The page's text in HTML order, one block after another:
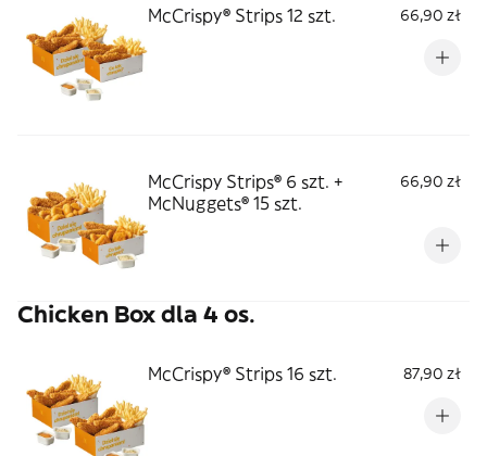
McCrispy® Strips 12 szt. 66,90 zł
McCrispy Strips® 6 szt. +
McNuggets® 15 szt.
66,90 zł
Chicken Box dla 4 os.
McCrispy® Strips 16 szt. 87,90 zł